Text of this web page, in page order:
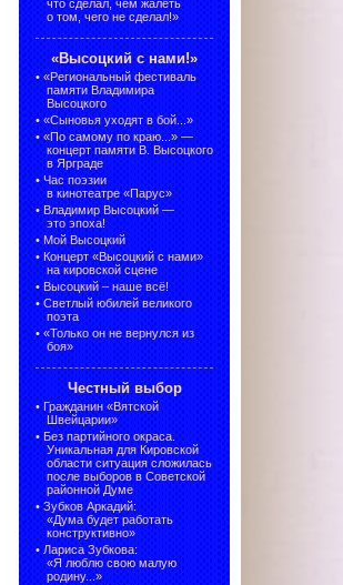
что сделал, чем жалеть
о том, чего не сделал!»
«Высоцкий с нами!»
• «Региональный фестиваль
памяти Владимира
Высоцкого
• «Сыновья уходят в бой...»
• «По самому по краю...» —
концерт памяти В. Высоцкого
в Ярграде
• Час поэзии
в кинотеатре «Парус»
• Владимир Высоцкий —
это эпоха!
• Мой Высоцкий
• Концерт «Высоцкий с нами»
на кировской сцене
• Высоцкий – наше всё!
• Светлый юбилей великого
поэта
• «Только он не вернулся из
боя»
Честный выбор
• Гражданин «Вятской
Швейцарии»
• Без партийного окраса.
Уникальная для Кировской
области ситуация сложилась
после выборов в Советской
районной Думе
• Зубков Аркадий:
«Дума будет работать
конструктивно»
• Лариса Зубкова:
«Я люблю свою малую
родину...»